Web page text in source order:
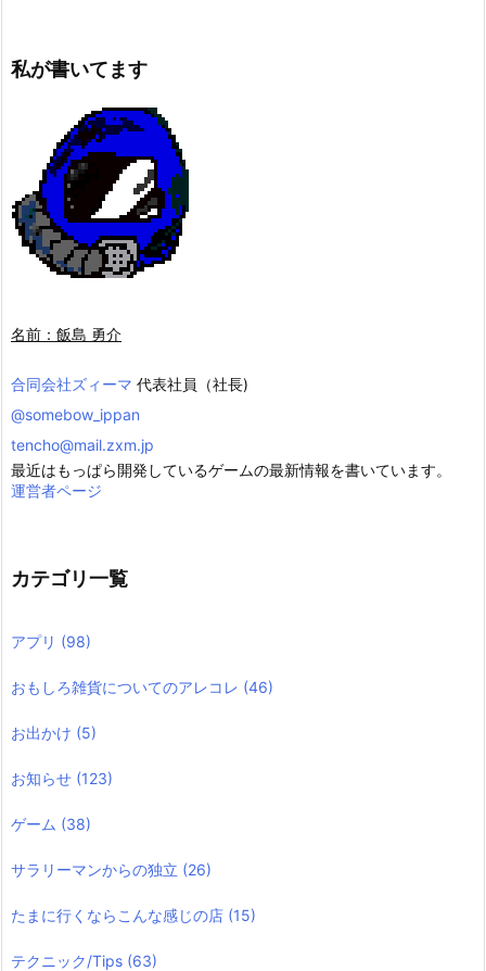
私が書いてます
名前：飯島 勇介
合同会社ズィーマ 代表社員（社長)
@somebow_ippan
tencho@mail.zxm.jp
最近はもっぱら開発しているゲームの最新情報を書いています。
運営者ページ
カテゴリ一覧
アプリ (98)
おもしろ雑貨についてのアレコレ (46)
お出かけ (5)
お知らせ (123)
ゲーム (38)
サラリーマンからの独立 (26)
たまに行くならこんな感じの店 (15)
テクニック/Tips (63)